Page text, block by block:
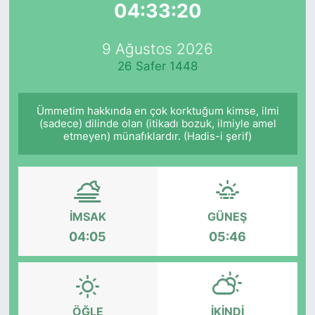
04:33:20
9 Ağustos 2026
26 Safer 1448
Ümmetim hakkında en çok korktuğum kimse, ilmi
(sadece) dilinde olan (itikadı bozuk, ilmiyle amel
etmeyen) münafıklardır. (Hadis-i şerif)
İMSAK
04:05
GÜNEŞ
05:46
ÖĞLE İKINDI
Spor
ŞİRKET HABERLERİ
SAVUNMA SANAYİ
FUAR HABERLERİ
FUAR TAKVİMİ
Amerika Fuarları
FUAR RAPORU
FESTİVAL HABERLERİ
FESTİVAL TAKVİMİ